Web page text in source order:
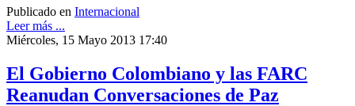
Publicado en Internacional
Leer más ...
Miércoles, 15 Mayo 2013 17:40
El Gobierno Colombiano y las FARC
Reanudan Conversaciones de Paz